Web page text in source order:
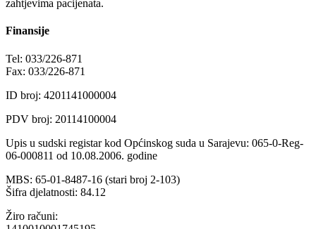
zahtjevima pacijenata.
Finansije
Tel: 033/226-871
Fax: 033/226-871
ID broj: 4201141000004
PDV broj: 20114100004
Upis u sudski registar kod Općinskog suda u Sarajevu: 065-0-Reg-
06-000811 od 10.08.2006. godine
MBS: 65-01-8487-16 (stari broj 2-103)
Šifra djelatnosti: 84.12
Žiro računi: